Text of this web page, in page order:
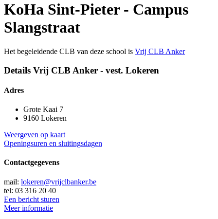
KoHa Sint-Pieter - Campus
Slangstraat
Het begeleidende CLB van deze school is Vrij CLB Anker
Details Vrij CLB Anker - vest. Lokeren
Adres
Grote Kaai 7
9160 Lokeren
Weergeven op kaart
Openingsuren en sluitingsdagen
Contactgegevens
mail: lokeren@vrijclbanker.be
tel: 03 316 20 40
Een bericht sturen
Meer informatie